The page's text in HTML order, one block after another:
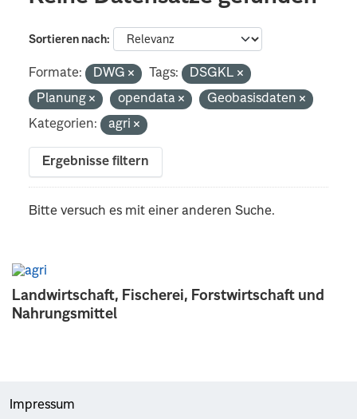
Landwirtschaft, Fischerei, Forstwirtschaft und
Nahrungsmittel
Sortieren nach
Formate: DWG Tags:
DSGKL
Planung
opendata
Geobasisdaten
Kategorien:
agri
Ergebnisse filtern
Bitte versuch es mit einer anderen Suche.
Impressum